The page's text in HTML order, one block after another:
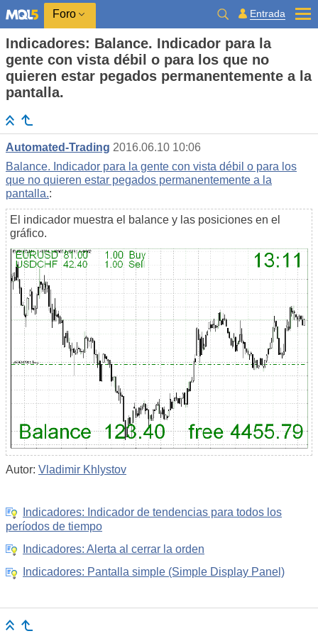
Foro Entrada
Indicadores: Balance. Indicador para la
gente con vista débil o para los que no
quieren estar pegados permanentemente a la
pantalla.
Automated-Trading 2016.06.10 10:06
Balance. Indicador para la gente con vista débil o para los
que no quieren estar pegados permanentemente a la
pantalla.:
El indicador muestra el balance y las posiciones en el
gráfico.
Autor: Vladimir Khlystov
Indicadores: Indicador de tendencias para todos los
períodos de tiempo
Indicadores: Alerta al cerrar la orden
Indicadores: Pantalla simple (Simple Display Panel)